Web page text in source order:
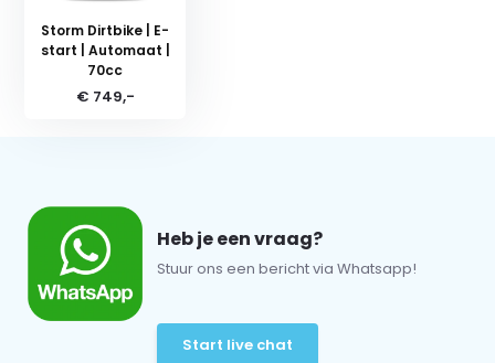
Storm Dirtbike | E-
start | Automaat |
70cc
€ 749,-
Heb je een vraag?
Stuur ons een bericht via Whatsapp!
Start live chat